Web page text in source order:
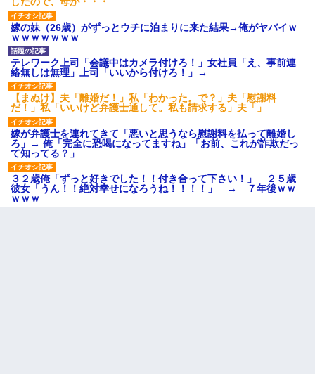
嫁の妹（26歳）がずっとウチに泊まりに来た結果→俺がヤバイｗ
ｗｗｗｗｗｗｗ
テレワーク上司「会議中はカメラ付けろ！」女社員「え、事前連
絡無しは無理」上司「いいから付けろ！」→
【まぬけ】夫「離婚だ！」私「わかった。で？」夫「慰謝料
だ！」私「いいけど弁護士通して。私も請求する」夫「」
嫁が弁護士を連れてきて「悪いと思うなら慰謝料を払って離婚し
ろ」→ 俺「完全に恐喝になってますね」「お前、これが詐欺だっ
て知ってる？」
３２歳俺「ずっと好きでした！！付き合って下さい！」 ２５歳
彼女「うん！！絶対幸せになろうね！！！！」 → ７年後ｗｗ
ｗｗｗ